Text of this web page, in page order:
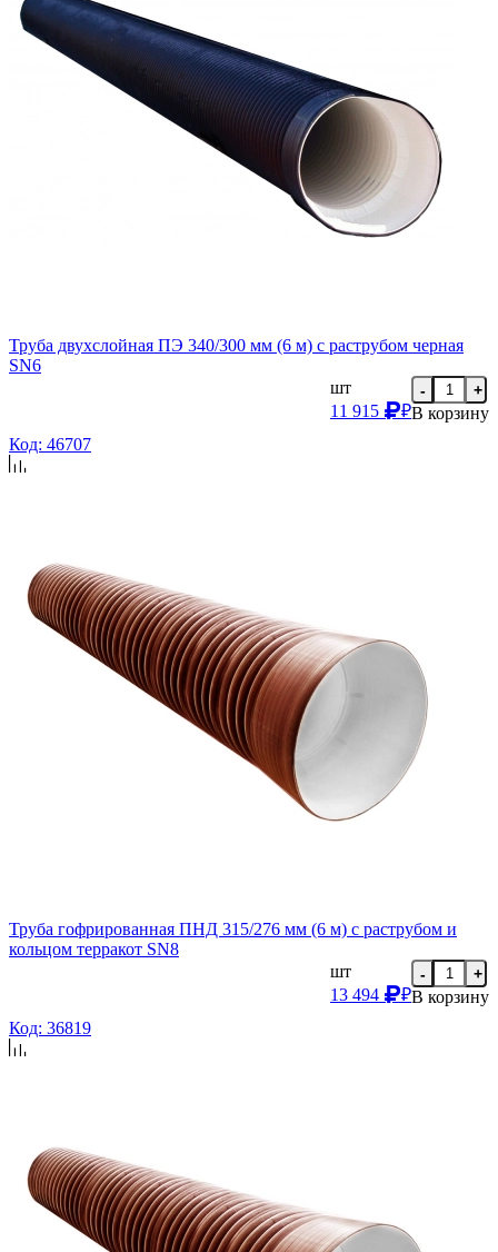
Труба двухслойная ПЭ 340/300 мм (6 м) с раструбом черная
SN6
шт
11 915
₽
- +
В корзину
Код: 46707
Труба гофрированная ПНД 315/276 мм (6 м) с раструбом и
кольцом терракот SN8
шт
13 494
₽
- +
В корзину
Код: 36819